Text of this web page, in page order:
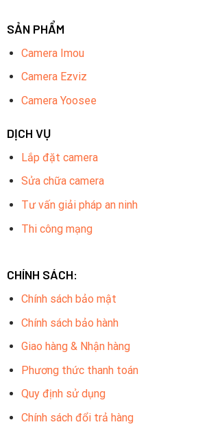
SẢN PHẨM
Camera Imou
Camera Ezviz
Camera Yoosee
DỊCH VỤ
Lắp đặt camera
Sửa chữa camera
Tư vấn giải pháp an ninh
Thi công mạng
CHÍNH SÁCH:
Chính sách bảo mật
Chính sách bảo hành
Giao hàng & Nhận hàng
Phương thức thanh toán
Quy định sử dụng
Chính sách đổi trả hàng